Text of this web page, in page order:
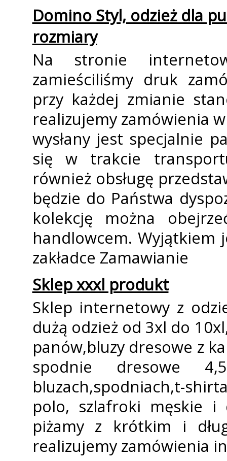
Domino Styl, odzież dla
rozmiary
Na stronie
zamieściliśmy druk
przy każdej zmianie
realizujemy zamówienia
wysłany jest specjalnie
się w trakcie
również obsługę
będzie do Państwa
kolekcję można
handlowcem. Wyjątkiem
zakładce Zamawianie
Sklep xxxl produkt
Sklep internetowy z
dużą odzież od 3xl do
panów,bluzy dresowe z
spodnie dresowe
bluzach,spodniach,t-
polo, szlafroki męskie i
piżamy z krótkim i
realizujemy zamówienia